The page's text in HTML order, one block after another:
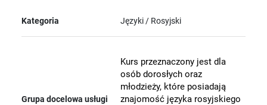
Kategoria Języki / Rosyjski
Grupa docelowa usługi
Kurs przeznaczony jest dla
osób dorosłych oraz
młodzieży, które posiadają
znajomość języka rosyjskiego